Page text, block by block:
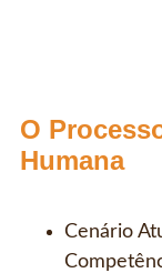
O
Humana
Cenário